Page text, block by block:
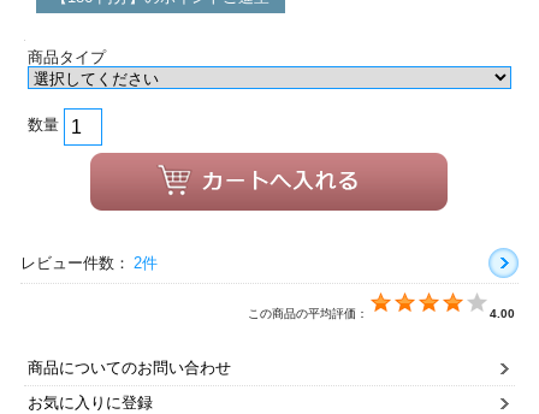
商品タイプ
数量
レビュー件数： 2件
この商品の平均評価： 4.00
商品についてのお問い合わせ
お気に入りに登録